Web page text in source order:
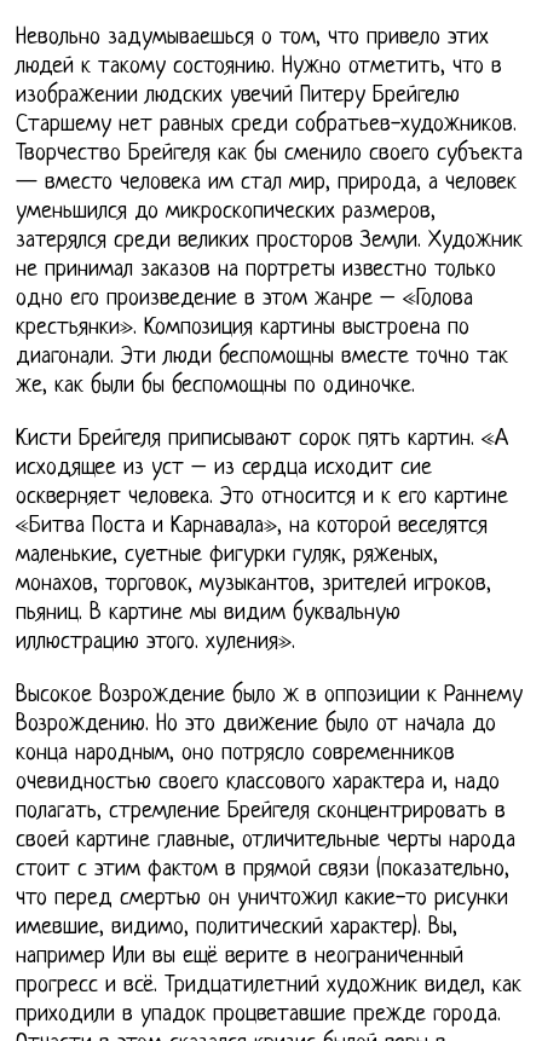
Невольно задумываешься о том, что привело этих
людей к такому состоянию. Нужно отметить, что в
изображении людских увечий Питеру Брейгелю
Старшему нет равных среди собратьев-художников.
Творчество Брейгеля как бы сменило своего субъекта
— вместо человека им стал мир, природа, а человек
уменьшился до микроскопических размеров,
затерялся среди великих просторов Земли. Художник
не принимал заказов на портреты известно только
одно его произведение в этом жанре – «Голова
крестьянки». Композиция картины выстроена по
диагонали. Эти люди беспомощны вместе точно так
же, как были бы беспомощны по одиночке.
Кисти Брейгеля приписывают сорок пять картин. «А
исходящее из уст – из сердца исходит сие
оскверняет человека. Это относится и к его картине
«Битва Поста и Карнавала», на которой веселятся
маленькие, суетные фигурки гуляк, ряженых,
монахов, торговок, музыкантов, зрителей игроков,
пьяниц. В картине мы видим буквальную
иллюстрацию этого. хуления».
Высокое Возрождение было ж в оппозиции к Раннему
Возрождению. Но это движение было от начала до
конца народным, оно потрясло современников
очевидностью своего классового характера и, надо
полагать, стремление Брейгеля сконцентрировать в
своей картине главные, отличительные черты народа
стоит с этим фактом в прямой связи (показательно,
что перед смертью он уничтожил какие-то рисунки
имевшие, видимо, политический характер). Вы,
например Или вы ещё верите в неограниченный
прогресс и всё. Тридцатилетний художник видел, как
приходили в упадок процветавшие прежде города.